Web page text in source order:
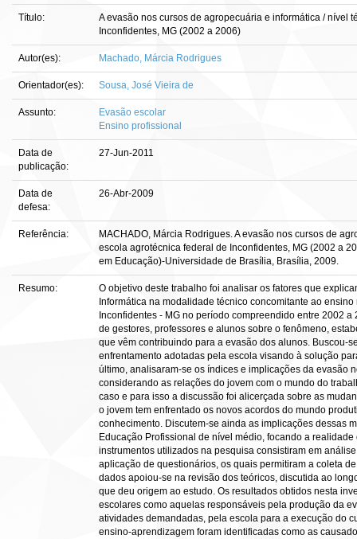
Título:
A evasão nos cursos de agropecuária e informática / nível
Inconfidentes, MG (2002 a 2006)
Autor(es): Machado, Márcia Rodrigues
Orientador(es): Sousa, José Vieira de
Assunto:
Evasão escolar
Ensino profissional
Data de
publicação:
27-Jun-2011
Data de
defesa:
26-Abr-2009
Referência:
MACHADO, Márcia Rodrigues. A evasão nos cursos de
escola agrotécnica federal de Inconfidentes, MG (2002 a
em Educação)-Universidade de Brasília, Brasília, 2009.
Resumo:
O objetivo deste trabalho foi analisar os fatores que
Informática na modalidade técnico concomitante ao
Inconfidentes - MG no período compreendido entre 2002
de gestores, professores e alunos sobre o fenômeno,
que vêm contribuindo para a evasão dos alunos. Buscou-
enfrentamento adotadas pela escola visando à solução
último, analisaram-se os índices e implicações da evasão
considerando as relações do jovem com o mundo do
caso e para isso a discussão foi alicerçada sobre as
o jovem tem enfrentado os novos acordos do mundo
conhecimento. Discutem-se ainda as implicações dessas
Educação Profissional de nível médio, focando a
instrumentos utilizados na pesquisa consistiram em
aplicação de questionários, os quais permitiram a coleta
dados apoiou-se na revisão dos teóricos, discutida ao
que deu origem ao estudo. Os resultados obtidos nesta
escolares como aquelas responsáveis pela produção da
atividades demandadas, pela escola para a execução do
ensino-aprendizagem foram identificadas como as